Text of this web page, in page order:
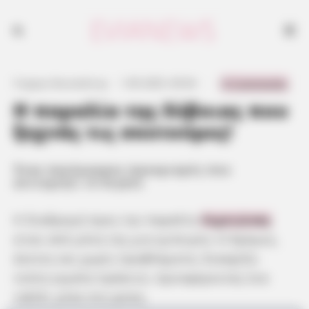
Η παραλία της Εύβοιας που
ξεχνάς τις σκοτούρες!
Ένας πανέμορφος προορισμός που
Λιμνιώνας